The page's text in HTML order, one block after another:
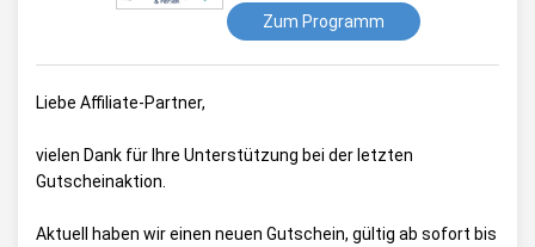
Zum Programm
Liebe Affiliate-Partner,
vielen Dank für Ihre Unterstützung bei der letzten
Gutscheinaktion.
Aktuell haben wir einen neuen Gutschein, gültig ab sofort bis